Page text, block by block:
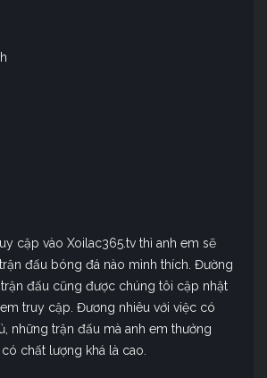
cập vào Xoilac365.tv thì anh em sẽ
đấu bóng đá nào mình thích. Đường
đấu cũng được chúng tôi cập nhật
truy cập. Đương nhiêu với việc có
những trận đấu mà anh em thưởng
chất lượng khá là cao.